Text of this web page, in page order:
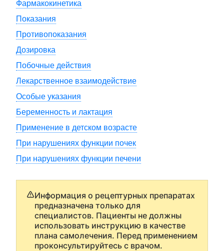
Фармакокинетика
Показания
Противопоказания
Дозировка
Побочные действия
Лекарственное взаимодействие
Особые указания
Беременность и лактация
Применение в детском возрасте
При нарушениях функции почек
При нарушениях функции печени
Информация о рецептурных препаратах
предназначена только для
специалистов. Пациенты не должны
использовать инструкцию в качестве
плана самолечения. Перед применением
проконсультируйтесь с врачом.